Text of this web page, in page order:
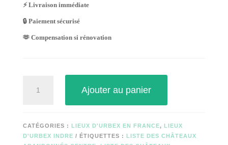
⚡ Livraison immédiate
🔒 Paiement sécurisé
🫶 Compensation si rénovation
Ajouter au panier
CATÉGORIES : LIEUX D'URBEX EN FRANCE, LIEUX
D'URBEX INDRE
ÉTIQUETTES : LISTE DES CHÂTEAUX